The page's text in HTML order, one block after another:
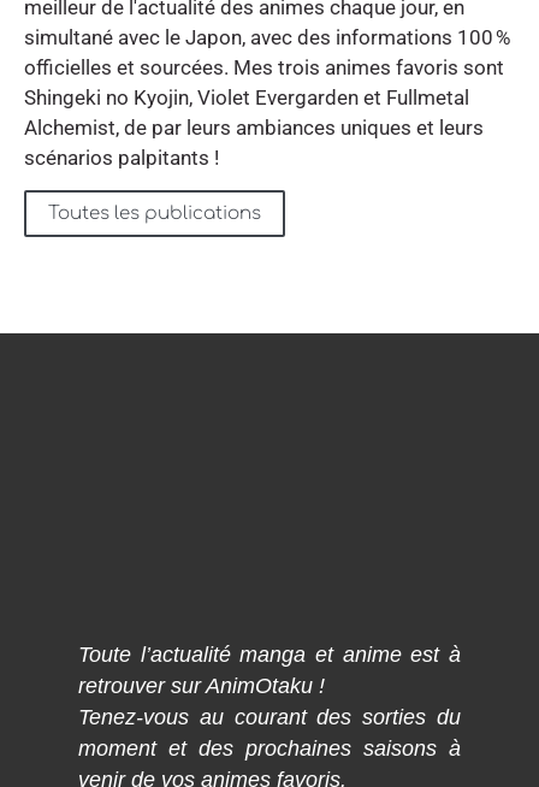
meilleur de l'actualité des animes chaque jour, en
simultané avec le Japon, avec des informations 100 %
officielles et sourcées. Mes trois animes favoris sont
Shingeki no Kyojin, Violet Evergarden et Fullmetal
Alchemist, de par leurs ambiances uniques et leurs
scénarios palpitants !
Toutes les publications
Toute l’actualité manga et anime est à
retrouver sur AnimOtaku !
Tenez-vous au courant des sorties du
moment et des prochaines saisons à
venir de vos animes favoris.